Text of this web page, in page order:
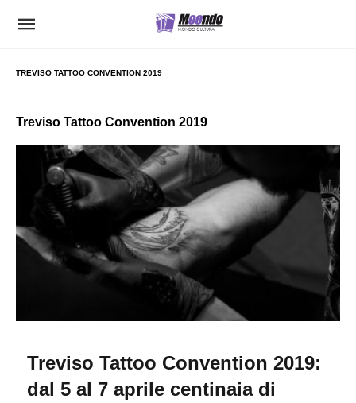
TREVISO TATTOO CONVENTION 2019
Treviso Tattoo Convention 2019
Treviso Tattoo Convention 2019:
dal 5 al 7 aprile centinaia di